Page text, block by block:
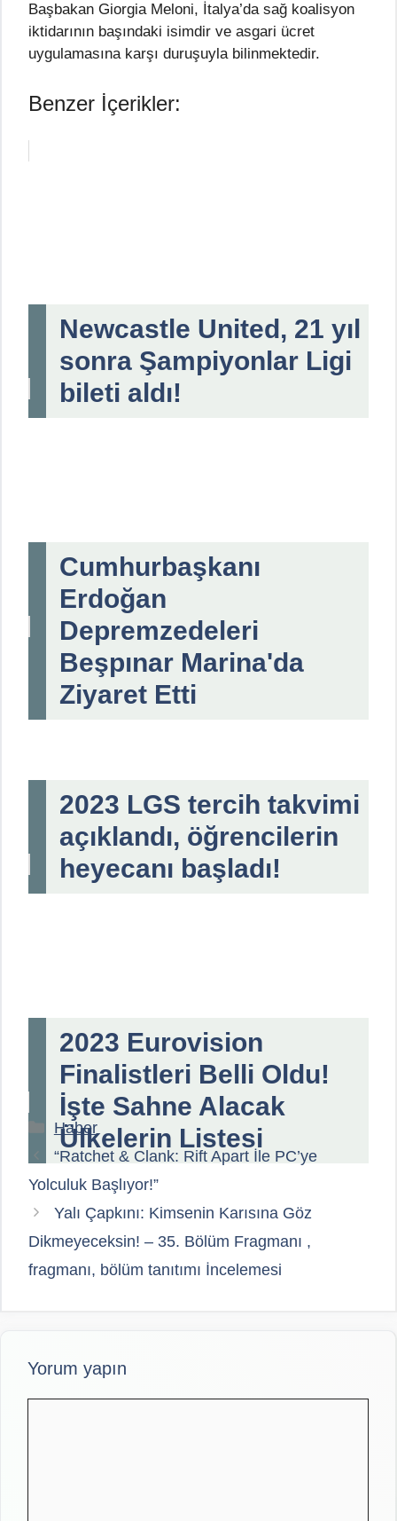
Başbakan Giorgia Meloni, İtalya’da sağ koalisyon
iktidarının başındaki isimdir ve asgari ücret
uygulamasına karşı duruşuyla bilinmektedir.
Benzer İçerikler:
Newcastle United, 21 yıl
sonra Şampiyonlar Ligi
bileti aldı!
Cumhurbaşkanı
Erdoğan
Depremzedeleri
Beşpınar Marina'da
Ziyaret Etti
2023 LGS tercih takvimi
açıklandı, öğrencilerin
heyecanı başladı!
2023 Eurovision
Finalistleri Belli Oldu!
İşte Sahne Alacak
Ülkelerin Listesi
Kategoriler
Haber
“Ratchet & Clank: Rift Apart İle PC’ye
Yolculuk Başlıyor!”
Yalı Çapkını: Kimsenin Karısına Göz
Dikmeyeceksin! – 35. Bölüm Fragmanı ,
fragmanı, bölüm tanıtımı İncelemesi
Yorum yapın